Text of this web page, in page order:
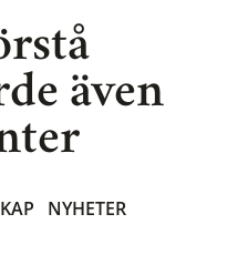
även
NYHETER